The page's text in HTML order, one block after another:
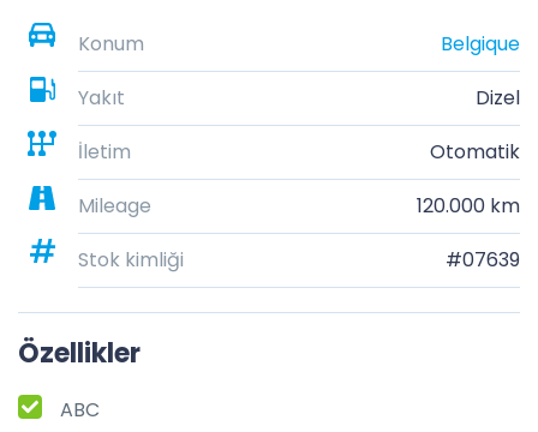
Konum
Belgique
Yakıt
Dizel
İletim
Otomatik
Mileage
120.000 km
Stok kimliği
#07639
Özellikler
ABC